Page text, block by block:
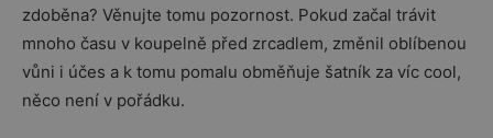
zdoběna? Věnujte tomu pozornost. Pokud začal trávit
mnoho času v koupelně před zrcadlem, změnil oblíbenou
vůni i účes a k tomu pomalu obměňuje šatník za víc cool,
něco není v pořádku.